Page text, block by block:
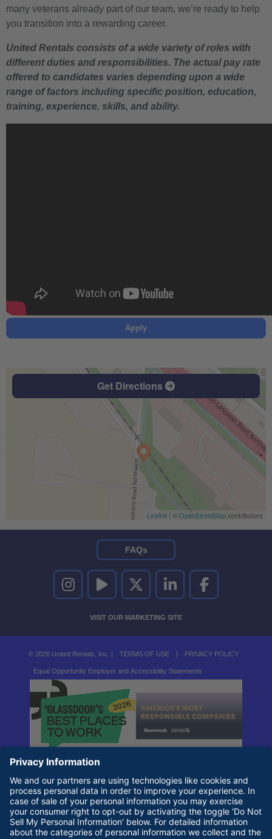
many veterans already part of our team, we’re ready to help
you transition into a rewarding career.
United Rentals consists of a wide variety of roles with
different duties and responsibilities. The actual pay rate
offered to candidates varies depending upon a wide
range of factors including specific position, education,
training, experience, skills, and ability.
Apply
Get Directions
Leaflet | ©OpenStreetMapcontributors
UNITED RENTALS ON INSTAGRAM
UNITED RENTALS ON YOUTUBE
UNITED RENTALS ON TWITTER
UNITED RENTALS ON LINKEDIN
UNITED RENTALS
VISIT OUR MARKETING SITE
FAQs
© 2026 United Rentals, Inc. | TERMS OF USE PRIVACY POLICY
Equal Opportunity Employer and Accessibility Statements